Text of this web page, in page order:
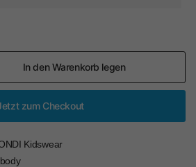
In den Warenkorb legen
zum Checkout
Kidswear